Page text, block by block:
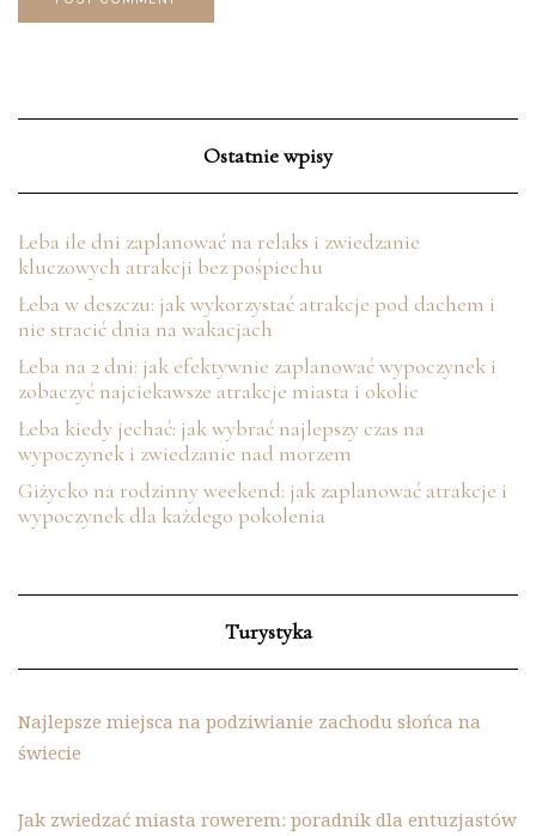
Ostatnie wpisy
Łeba ile dni zaplanować na relaks i zwiedzanie
kluczowych atrakcji bez pośpiechu
Łeba w deszczu: jak wykorzystać atrakcje pod dachem i
nie stracić dnia na wakacjach
Łeba na 2 dni: jak efektywnie zaplanować wypoczynek i
zobaczyć najciekawsze atrakcje miasta i okolic
Łeba kiedy jechać: jak wybrać najlepszy czas na
wypoczynek i zwiedzanie nad morzem
Giżycko na rodzinny weekend: jak zaplanować atrakcje i
wypoczynek dla każdego pokolenia
Turystyka
Najlepsze miejsca na podziwianie zachodu słońca na
świecie
Jak zwiedzać miasta rowerem: poradnik dla entuzjastów